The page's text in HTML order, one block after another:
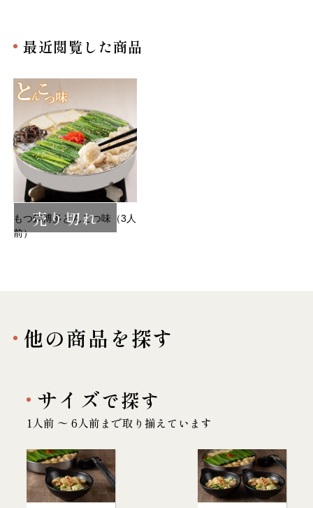
最近閲覧した商品
売り切れ
もつ鍋博多とんこつ味（3人
前）
他の商品を探す
サイズで探す
1人前 〜 6人前まで取り揃えています